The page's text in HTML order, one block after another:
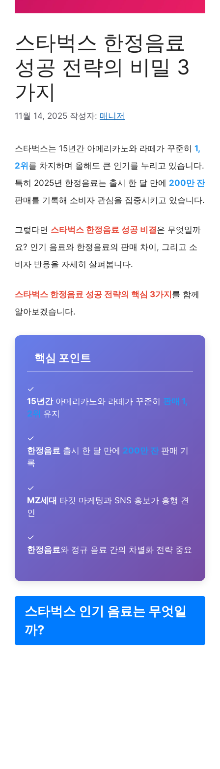
스타벅스 한정음료
성공 전략의 비밀 3
가지
11월 14, 2025 작성자: 매니저
스타벅스는 15년간 아메리카노와 라떼가 꾸준히 1,
2위를 차지하며 올해도 큰 인기를 누리고 있습니다.
특히 2025년 한정음료는 출시 한 달 만에 200만 잔
판매를 기록해 소비자 관심을 집중시키고 있습니다.
그렇다면 스타벅스 한정음료 성공 비결은 무엇일까
요? 인기 음료와 한정음료의 판매 차이, 그리고 소
비자 반응을 자세히 살펴봅니다.
스타벅스 한정음료 성공 전략의 핵심 3가지를 함께
알아보겠습니다.
핵심 포인트
✓
15년간아메리카노와 라떼가 꾸준히 판매 1,
2위 유지
✓
한정음료 출시 한 달 만에 200만 잔 판매 기
록
✓
MZ세대 타깃 마케팅과 SNS 홍보가 흥행 견
인
✓
한정음료와 정규 음료 간의 차별화 전략 중요
스타벅스 인기 음료는 무엇일
까?